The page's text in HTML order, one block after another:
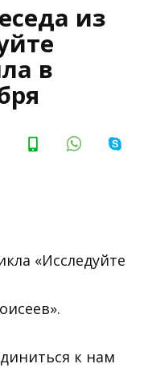
из
в
«Исследуйте
к нам